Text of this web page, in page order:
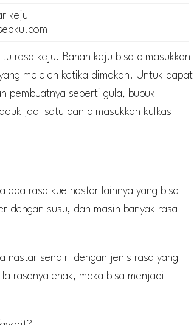
rasa keju. Bahan keju bisa dimasukkan
meleleh ketika dimakan. Untuk dapat
pembuatnya seperti gula, bubuk
jadi satu dan dimasukkan kulkas
ada rasa kue nastar lainnya yang bisa
dengan susu, dan masih banyak rasa
nastar sendiri dengan jenis rasa yang
rasanya enak, maka bisa menjadi